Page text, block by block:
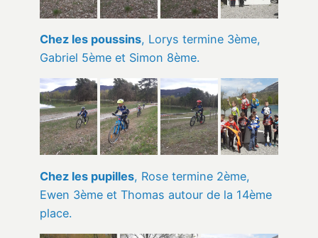
Chez les poussins, Lorys termine 3ème,
Gabriel 5ème et Simon 8ème.
Chez les pupilles, Rose termine 2ème,
Ewen 3ème et Thomas autour de la 14ème
place.